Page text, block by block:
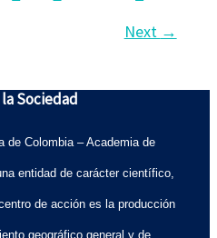
Next →
Sociedad
de Colombia – Academia de
entidad de carácter científico,
de acción es la producción
geográfico general y de